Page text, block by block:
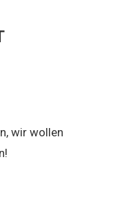
wir wollen